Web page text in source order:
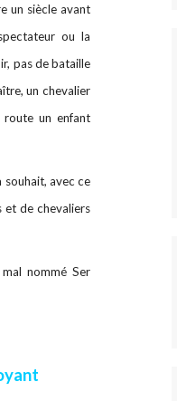
un siècle avant
ou la
pas de bataille
un chevalier
un enfant
souhait, avec ce
et de chevaliers
nommé Ser